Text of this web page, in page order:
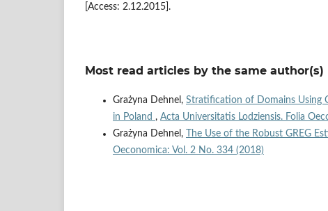
[Access: 2.12.2015].
Most read articles by the same author(s)
Grażyna Dehnel, Stratification of Domains Using
in Poland , Acta Universitatis Lodziensis. Folia
Grażyna Dehnel,
The Use of the Robust GREG
Oeconomica: Vol. 2 No. 334 (2018)